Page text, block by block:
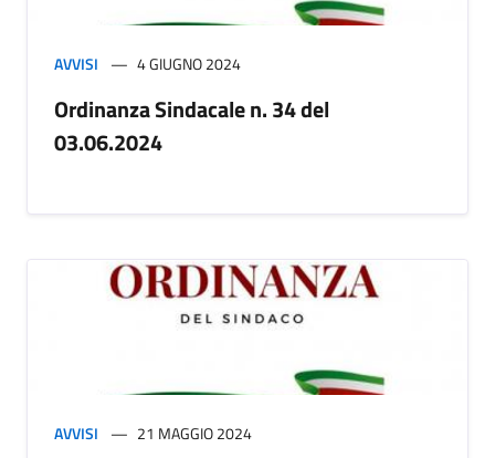
AVVISI 4 GIUGNO 2024
Ordinanza Sindacale n. 34 del
03.06.2024
AVVISI 21 MAGGIO 2024